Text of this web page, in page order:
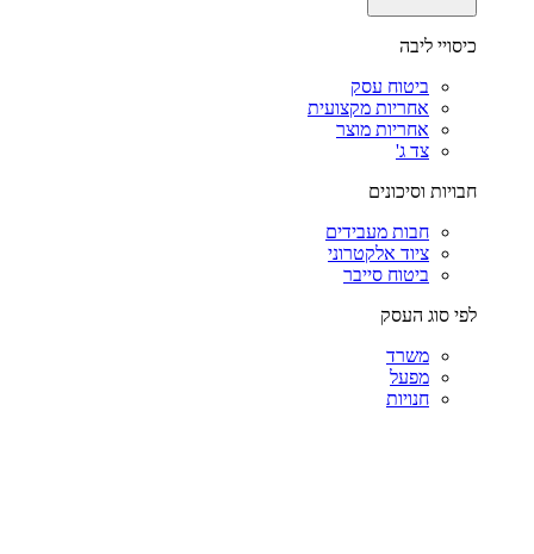
כיסויי ליבה
ביטוח עסק
אחריות מקצועית
אחריות מוצר
צד ג'
חבויות וסיכונים
חבות מעבידים
ציוד אלקטרוני
ביטוח סייבר
לפי סוג העסק
משרד
מפעל
חנויות